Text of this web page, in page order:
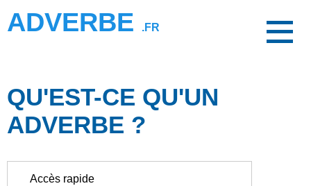
ADVERBE .FR
QU'EST-CE QU'UN
ADVERBE ?
Accès rapide